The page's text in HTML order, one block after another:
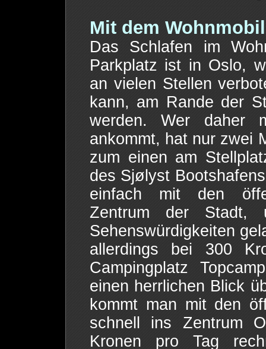
Mit dem
Das Schlafen im
Parkplatz ist in Oslo,
an vielen Stellen
kann, am Rande der
werden. Wer daher
ankommt, hat nur zwei
zum einen am
des Sjølyst
einfach mit den
Zentrum der Stadt,
Sehenswürdigkeiten
allerdings bei 300
Campingplatz
einen herrlichen Blick
kommt man mit den
schnell ins Zentrum
Kronen pro Tag